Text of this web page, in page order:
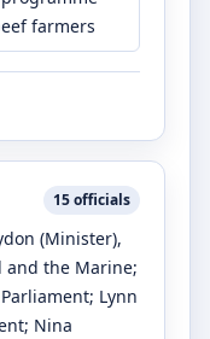
farmers
15officials
(Minister),
and the Marine;
; Lynn
; Nina